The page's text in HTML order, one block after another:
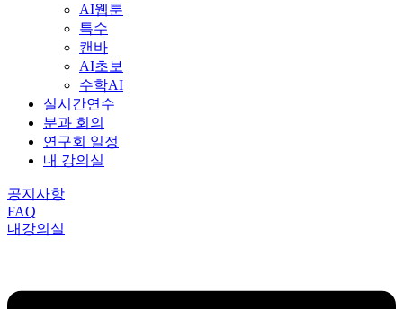
AI웹툰
특수
캔바
AI초보
수학AI
실시간연수
분과 회의
연구회 일정
내 강의실
공지사항
FAQ
내강의실